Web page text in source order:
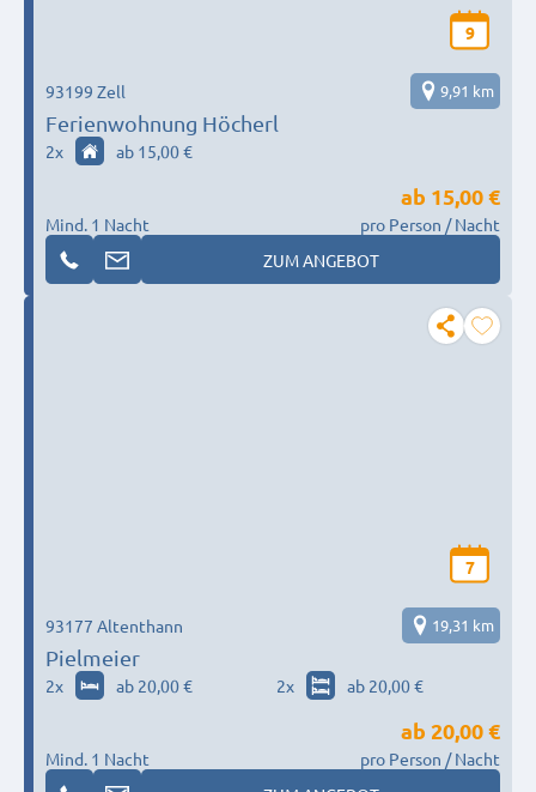
9
Ferienwohnung Höcherl
93199 Zell 9,91 km
2x ab 15,00 €
Mind. 1 Nacht
ab 15,00 €
pro Person / Nacht
ZUM ANGEBOT
7
Pielmeier
93177 Altenthann 19,31 km
2x ab 20,00 € 2x ab 20,00 €
Mind. 1 Nacht
ab 20,00 €
pro Person / Nacht